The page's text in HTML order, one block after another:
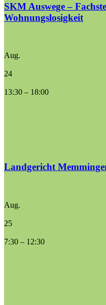
SKM Auswege –
Wohnungslosigkeit
Aug.
24
13:30 – 18:00
Landgericht
Aug.
25
7:30 – 12:30